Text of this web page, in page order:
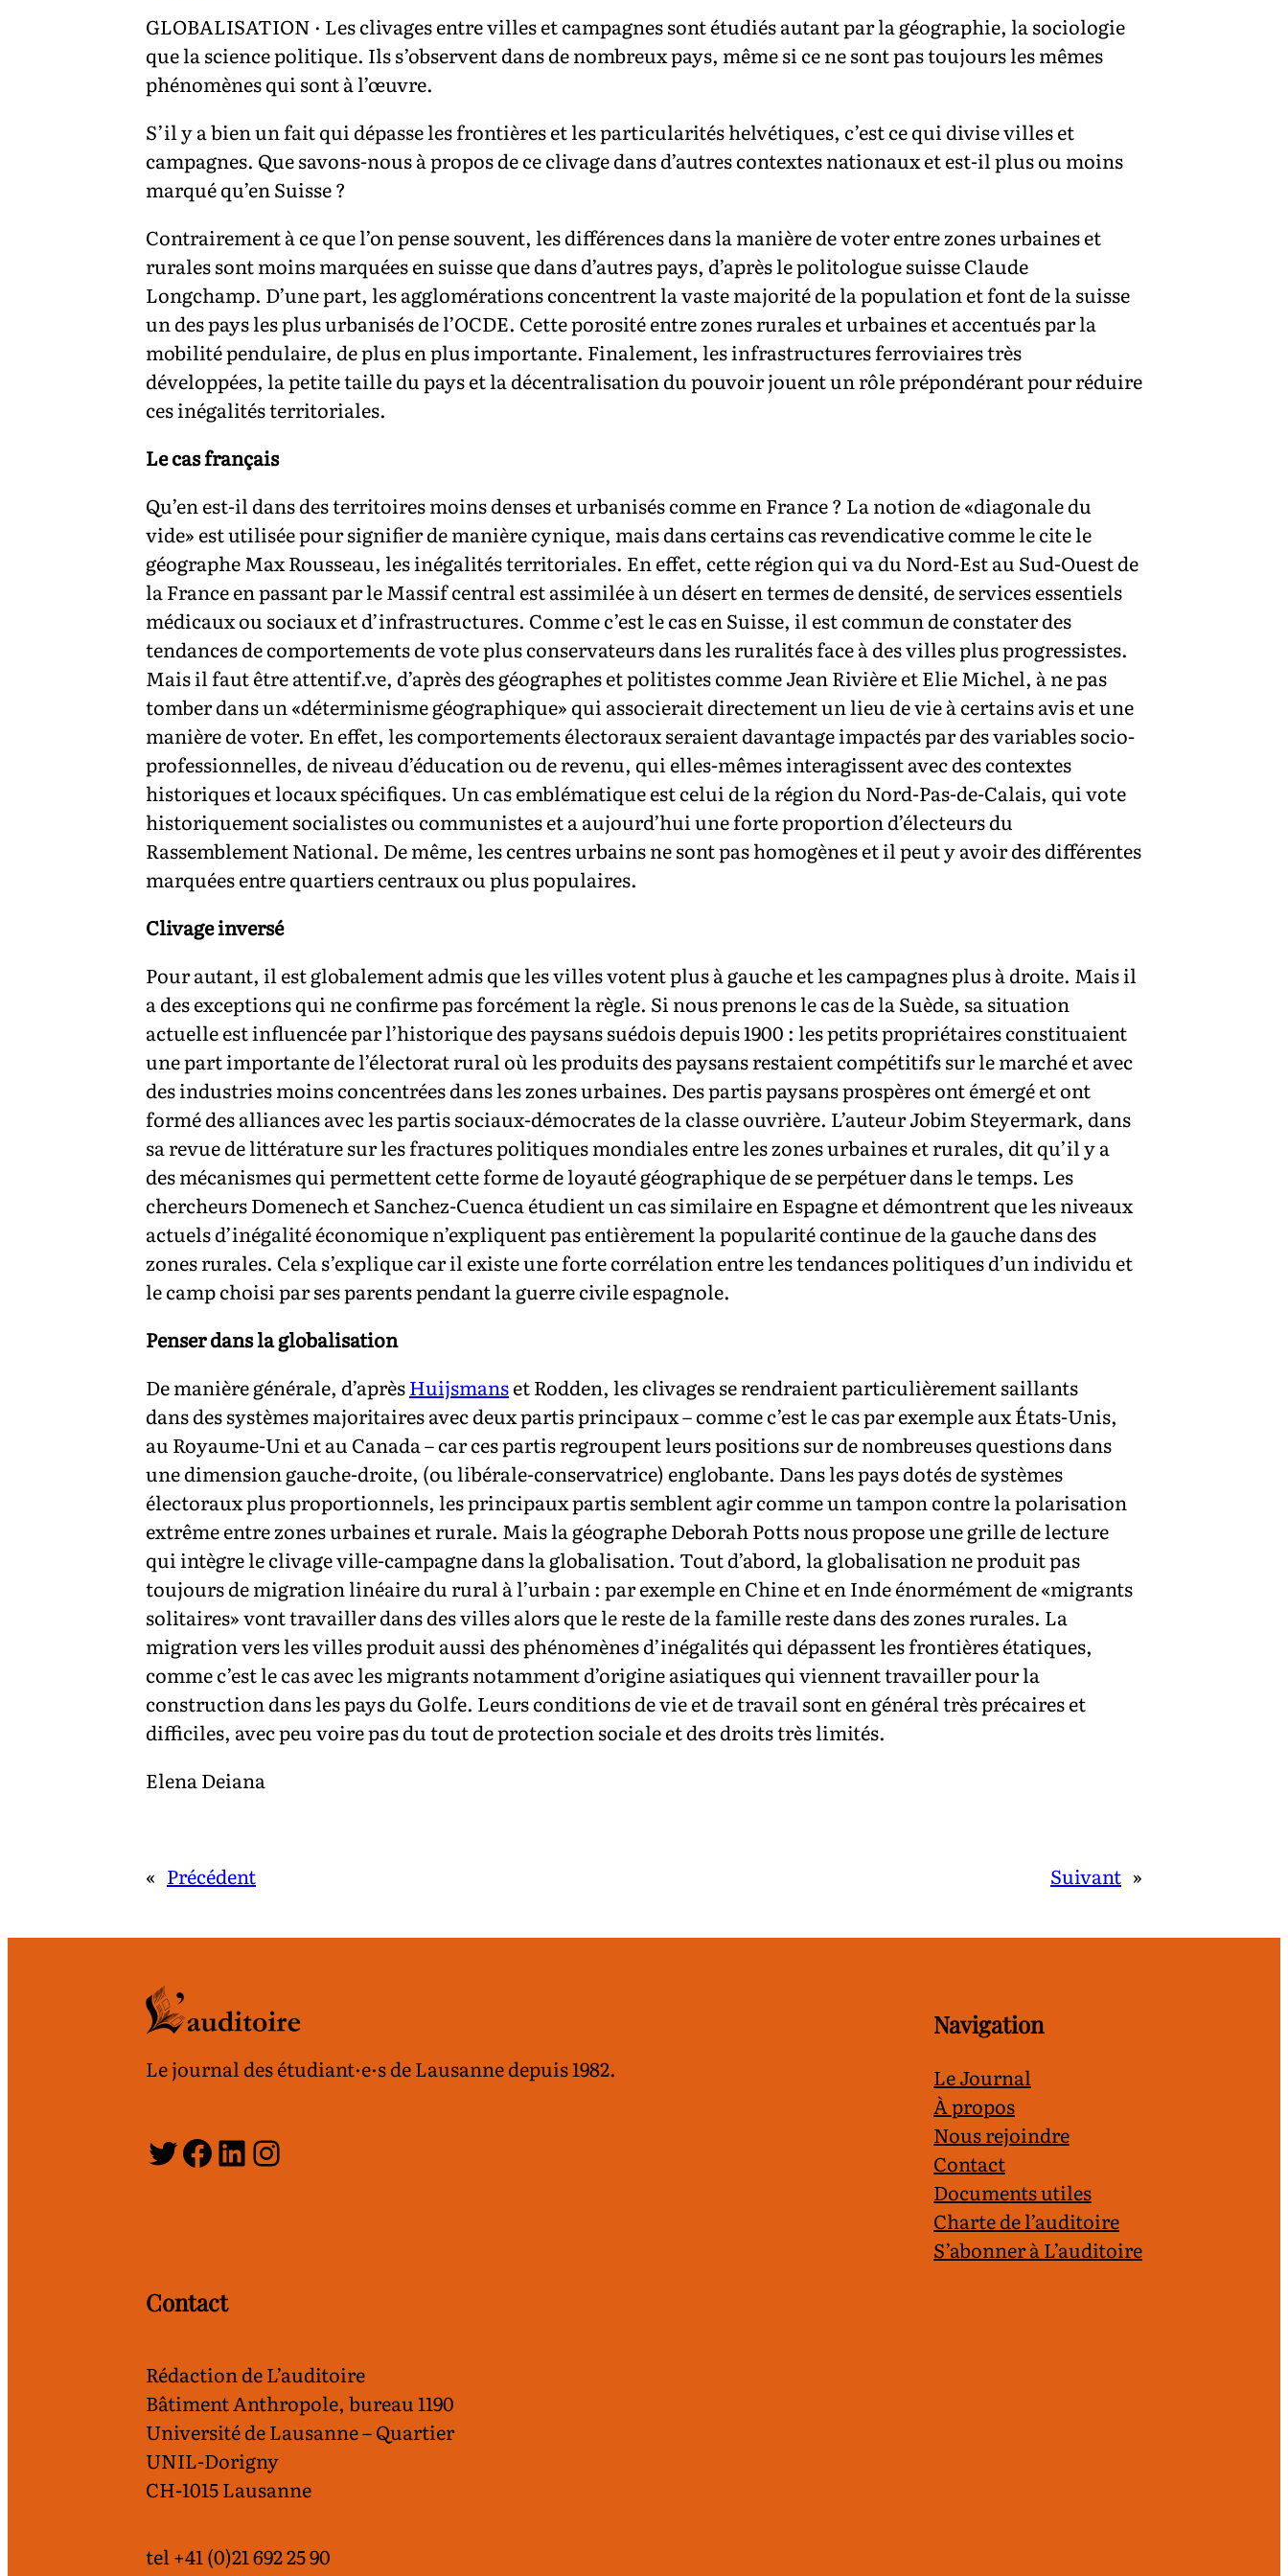
GLOBALISATION · Les clivages entre villes et campagnes sont étudiés autant par la géographie, la sociologie
que la science politique. Ils s’observent dans de nombreux pays, même si ce ne sont pas toujours les mêmes
phénomènes qui sont à l’œuvre.
S’il y a bien un fait qui dépasse les frontières et les particularités helvétiques, c’est ce qui divise villes et
campagnes. Que savons-nous à propos de ce clivage dans d’autres contextes nationaux et est-il plus ou moins
marqué qu’en Suisse ?
Contrairement à ce que l’on pense souvent, les différences dans la manière de voter entre zones urbaines et
rurales sont moins marquées en suisse que dans d’autres pays, d’après le politologue suisse Claude
Longchamp. D’une part, les agglomérations concentrent la vaste majorité de la population et font de la suisse
un des pays les plus urbanisés de l’OCDE. Cette porosité entre zones rurales et urbaines et accentués par la
mobilité pendulaire, de plus en plus importante. Finalement, les infrastructures ferroviaires très
développées, la petite taille du pays et la décentralisation du pouvoir jouent un rôle prépondérant pour réduire
ces inégalités territoriales.
Le cas français
Qu’en est-il dans des territoires moins denses et urbanisés comme en France ? La notion de «diagonale du
vide» est utilisée pour signifier de manière cynique, mais dans certains cas revendicative comme le cite le
géographe Max Rousseau, les inégalités territoriales. En effet, cette région qui va du Nord-Est au Sud-Ouest de
la France en passant par le Massif central est assimilée à un désert en termes de densité, de services essentiels
médicaux ou sociaux et d’infrastructures. Comme c’est le cas en Suisse, il est commun de constater des
tendances de comportements de vote plus conservateurs dans les ruralités face à des villes plus progressistes.
Mais il faut être attentif.ve, d’après des géographes et politistes comme Jean Rivière et Elie Michel, à ne pas
tomber dans un «déterminisme géographique» qui associerait directement un lieu de vie à certains avis et une
manière de voter. En effet, les comportements électoraux seraient davantage impactés par des variables socio-
professionnelles, de niveau d’éducation ou de revenu, qui elles-mêmes interagissent avec des contextes
historiques et locaux spécifiques. Un cas emblématique est celui de la région du Nord-Pas-de-Calais, qui vote
historiquement socialistes ou communistes et a aujourd’hui une forte proportion d’électeurs du
Rassemblement National. De même, les centres urbains ne sont pas homogènes et il peut y avoir des différentes
marquées entre quartiers centraux ou plus populaires.
Clivage inversé
Pour autant, il est globalement admis que les villes votent plus à gauche et les campagnes plus à droite. Mais il
a des exceptions qui ne confirme pas forcément la règle. Si nous prenons le cas de la Suède, sa situation
actuelle est influencée par l’historique des paysans suédois depuis 1900 : les petits propriétaires constituaient
une part importante de l’électorat rural où les produits des paysans restaient compétitifs sur le marché et avec
des industries moins concentrées dans les zones urbaines. Des partis paysans prospères ont émergé et ont
formé des alliances avec les partis sociaux-démocrates de la classe ouvrière. L’auteur Jobim Steyermark, dans
sa revue de littérature sur les fractures politiques mondiales entre les zones urbaines et rurales, dit qu’il y a
des mécanismes qui permettent cette forme de loyauté géographique de se perpétuer dans le temps. Les
chercheurs Domenech et Sanchez-Cuenca étudient un cas similaire en Espagne et démontrent que les niveaux
actuels d’inégalité économique n’expliquent pas entièrement la popularité continue de la gauche dans des
zones rurales. Cela s’explique car il existe une forte corrélation entre les tendances politiques d’un individu et
le camp choisi par ses parents pendant la guerre civile espagnole.
Penser dans la globalisation
De manière générale, d’aprèsHuijsmanset Rodden, les clivages se rendraient particulièrement saillants
dans des systèmes majoritaires avec deux partis principaux – comme c’est le cas par exemple aux États-Unis,
au Royaume-Uni et au Canada – car ces partis regroupent leurs positions sur de nombreuses questions dans
une dimension gauche-droite, (ou libérale-conservatrice) englobante. Dans les pays dotés de systèmes
électoraux plus proportionnels, les principaux partis semblent agir comme un tampon contre la polarisation
extrême entre zones urbaines et rurale. Mais la géographe Deborah Potts nous propose une grille de lecture
qui intègre le clivage ville-campagne dans la globalisation. Tout d’abord, la globalisation ne produit pas
toujours de migration linéaire du rural à l’urbain : par exemple en Chine et en Inde énormément de «migrants
solitaires» vont travailler dans des villes alors que le reste de la famille reste dans des zones rurales. La
migration vers les villes produit aussi des phénomènes d’inégalités qui dépassent les frontières étatiques,
comme c’est le cas avec les migrants notamment d’origine asiatiques qui viennent travailler pour la
construction dans les pays du Golfe. Leurs conditions de vie et de travail sont en général très précaires et
difficiles, avec peu voire pas du tout de protection sociale et des droits très limités.
Elena Deiana
« Précédent Suivant »
Le journal des étudiant·e·s de Lausanne depuis 1982.
Twitter
Facebook
LinkedIn
Instagram
Navigation
Le Journal
À propos
Nous rejoindre
Contact
Documents utiles
Charte de l’auditoire
S’abonner à L’auditoire
Contact
Rédaction de L’auditoire
Bâtiment Anthropole, bureau 1190
Université de Lausanne – Quartier
UNIL-Dorigny
CH-1015 Lausanne
tel +41 (0)21 692 25 90